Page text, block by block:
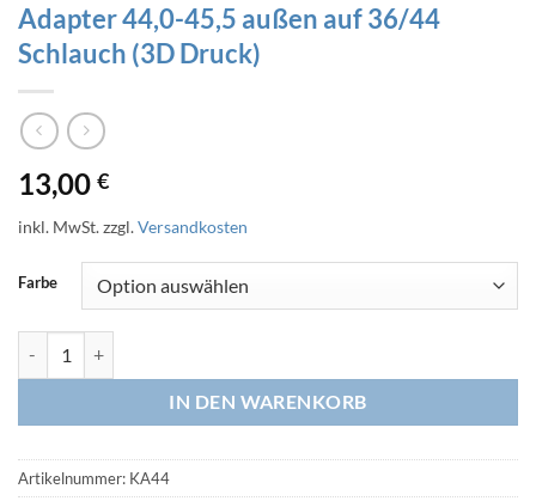
Adapter 44,0-45,5 außen auf 36/44
Schlauch (3D Druck)
13,00 €
inkl. MwSt.zzgl.Versandkosten
Farbe
IN DEN WARENKORB
Artikelnummer: KA44